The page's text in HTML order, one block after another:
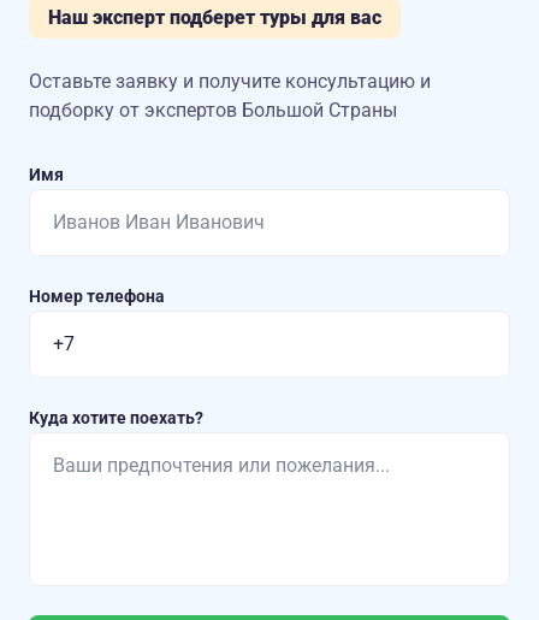
Наш эксперт подберет туры для вас
Оставьте заявку и получите консультацию и
подборку от экспертов Большой Страны
Имя
Номер телефона
Куда хотите поехать?